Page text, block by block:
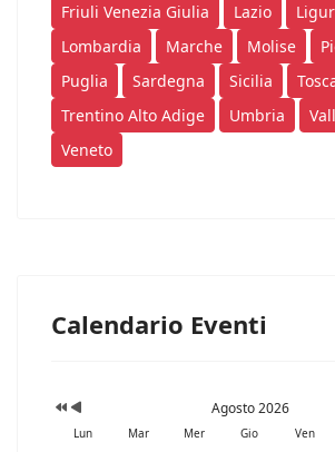
Friuli Venezia Giulia
Lazio
Lombardia
Marche Molise
Puglia
Sardegna Sicilia
Trentino Alto Adige
Umbria
Veneto
Calendario Eventi
Agosto 2026
Lun Mar Mer Gio Ven